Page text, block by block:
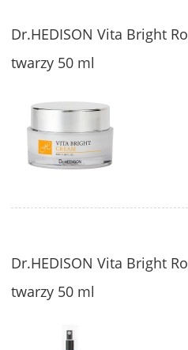
Dr.HEDISON Vita Bright
twarzy 50 ml
Dr.HEDISON Vita Bright
twarzy 50 ml